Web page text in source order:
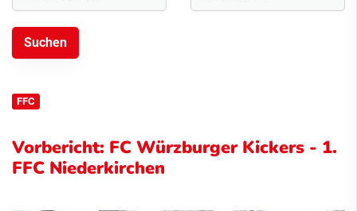
FFC
Vorbericht: FC Würzburger Kickers - 1.
FFC Niederkirchen